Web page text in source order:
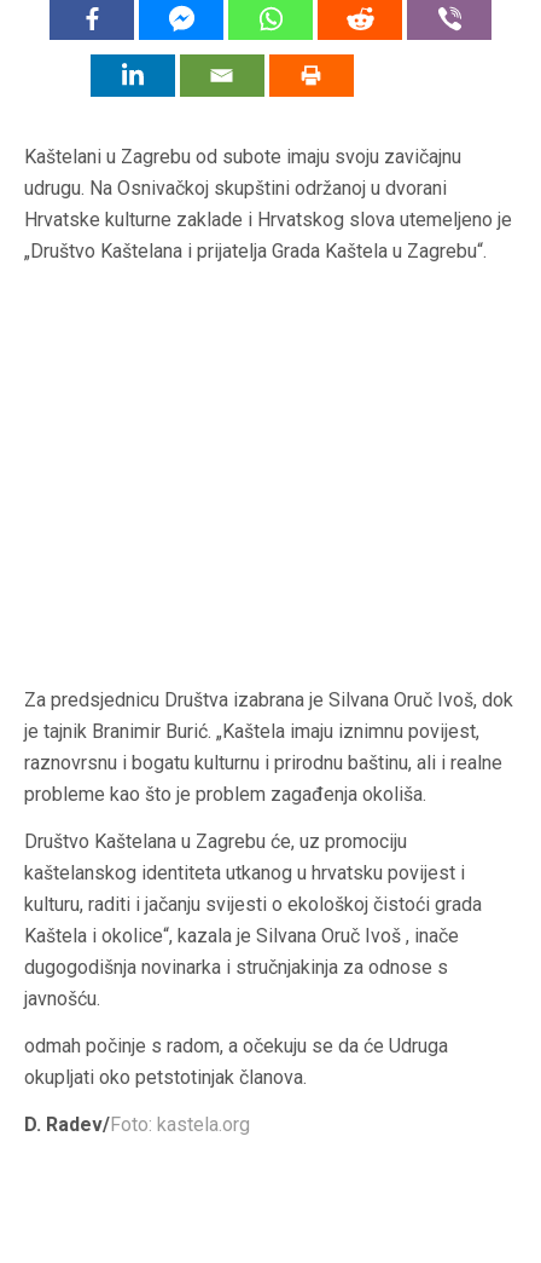
Kaštelani u Zagrebu od subote imaju svoju zavičajnu
udrugu. Na Osnivačkoj skupštini održanoj u dvorani
Hrvatske kulturne zaklade i Hrvatskog slova utemeljeno je
„Društvo Kaštelana i prijatelja Grada Kaštela u Zagrebu“.
Za predsjednicu Društva izabrana je Silvana Oruč Ivoš, dok
je tajnik Branimir Burić. „Kaštela imaju iznimnu povijest,
raznovrsnu i bogatu kulturnu i prirodnu baštinu, ali i realne
probleme kao što je problem zagađenja okoliša.
Društvo Kaštelana u Zagrebu će, uz promociju
kaštelanskog identiteta utkanog u hrvatsku povijest i
kulturu, raditi i jačanju svijesti o ekološkoj čistoći grada
Kaštela i okolice“, kazala je Silvana Oruč Ivoš , inače
dugogodišnja novinarka i stručnjakinja za odnose s
javnošću.
odmah počinje s radom, a očekuju se da će Udruga
okupljati oko petstotinjak članova.
D. Radev/Foto: kastela.org